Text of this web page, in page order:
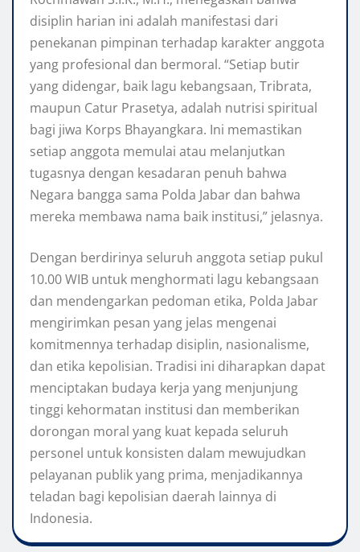
disiplin harian ini adalah manifestasi dari
penekanan pimpinan terhadap karakter anggota
yang profesional dan bermoral. “Setiap butir
yang didengar, baik lagu kebangsaan, Tribrata,
maupun Catur Prasetya, adalah nutrisi spiritual
bagi jiwa Korps Bhayangkara. Ini memastikan
setiap anggota memulai atau melanjutkan
tugasnya dengan kesadaran penuh bahwa
Negara bangga sama Polda Jabar dan bahwa
mereka membawa nama baik institusi,” jelasnya.
Dengan berdirinya seluruh anggota setiap pukul
10.00 WIB untuk menghormati lagu kebangsaan
dan mendengarkan pedoman etika, Polda Jabar
mengirimkan pesan yang jelas mengenai
komitmennya terhadap disiplin, nasionalisme,
dan etika kepolisian. Tradisi ini diharapkan dapat
menciptakan budaya kerja yang menjunjung
tinggi kehormatan institusi dan memberikan
dorongan moral yang kuat kepada seluruh
personel untuk konsisten dalam mewujudkan
pelayanan publik yang prima, menjadikannya
teladan bagi kepolisian daerah lainnya di
Indonesia.